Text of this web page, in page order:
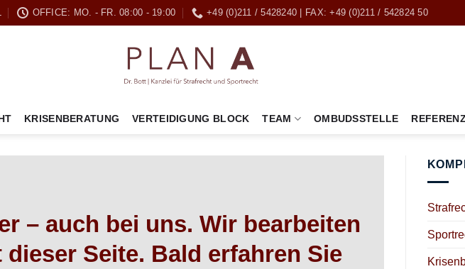
OFFICE: MO. - FR. 08:00 - 19:00 +49 (0)211 / 5428240 | FAX: +49 (0)211 / 542824 50
KRISENBERATUNG VERTEIDIGUNG BLOCK TEAM OMBUDSSTELLE
– auch bei uns. Wir bearbeiten
Seite. Bald erfahren Sie